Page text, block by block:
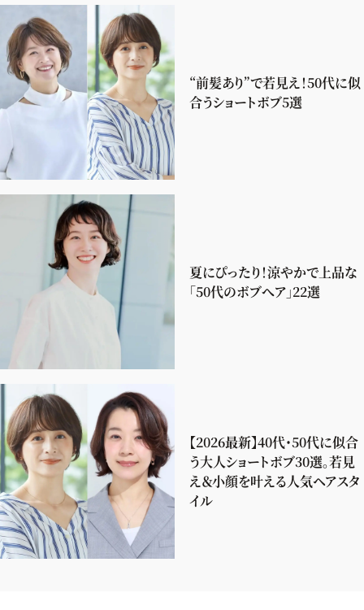
“前髪あり”で若見え！50代に似
合うショートボブ5選
夏にぴったり！涼やかで上品な
「50代のボブへア」22選
【2026最新】40代・50代に似合
う大人ショートボブ30選。若見
え＆小顔を叶える人気ヘアスタ
イル